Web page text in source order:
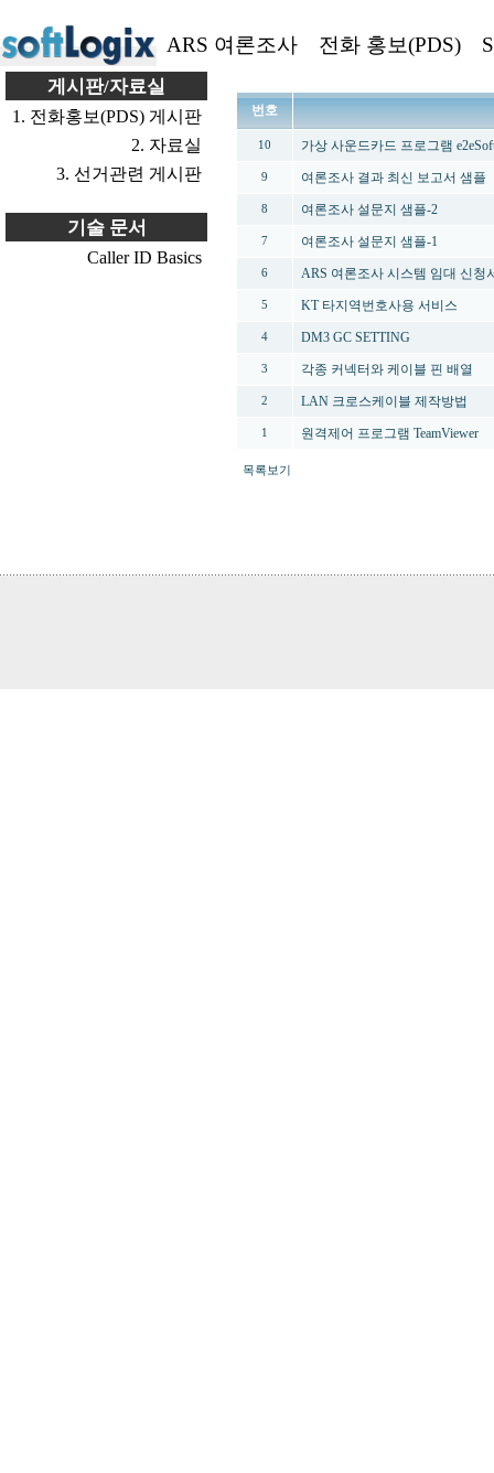
ARS 여론조사 전화 홍보(PDS)
게시판/자료실
1. 전화홍보(PDS) 게시판
2. 자료실
3. 선거관련 게시판
기술 문서
Caller ID Basics
번호
10 가상 사운드카드 프로그램
9 여론조사 결과 최신 보고서 샘플
8 여론조사 설문지 샘플-2
7 여론조사 설문지 샘플-1
6 ARS 여론조사 시스템 임대 신청
5 KT 타지역번호사용 서비스
4 DM3 GC SETTING
3 각종 커넥터와 케이블 핀 배열
2 LAN 크로스케이블 제작방법
1 원격제어 프로그램 TeamViewer
목록보기